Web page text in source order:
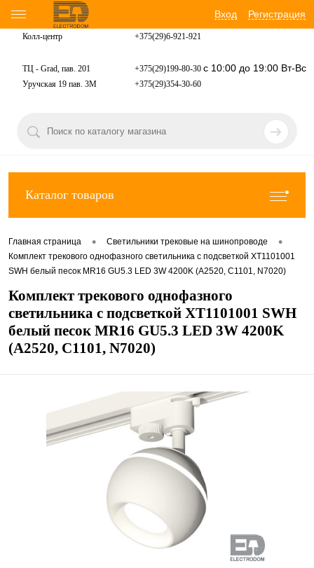
Вход Регистрация
Колл-центр +375(29)6-921-921
ТЦ - Grad, пав. 201 +375(29)199-80-30 с 10:00 до 19:00 Вт-Вс
Уручская 19 пав. 3М +375(29)354-30-60
Каталог товаров
Главная страница • Светильники трековые на шинопроводе •
Комплект трекового однофазного светильника с подсветкой XT1101001
SWH белый песок MR16 GU5.3 LED 3W 4200K (A2520, C1101, N7020)
Комплект трекового однофазного
светильника с подсветкой XT1101001 SWH
белый песок MR16 GU5.3 LED 3W 4200K
(A2520, C1101, N7020)